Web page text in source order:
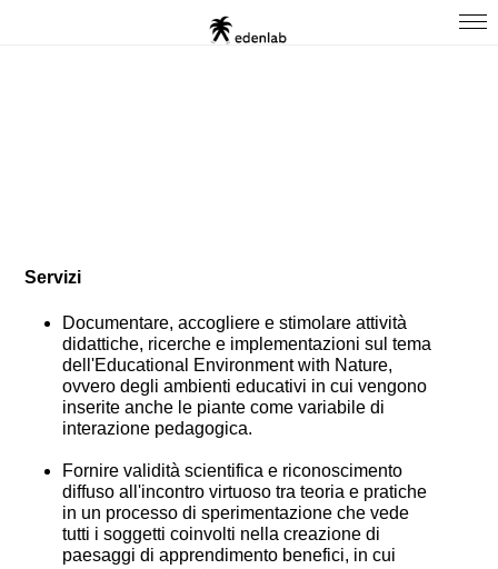
Servizi
Documentare, accogliere e stimolare attività
didattiche, ricerche e implementazioni sul tema
dell'Educational Environment with Nature,
ovvero degli ambienti educativi in cui vengono
inserite anche le piante come variabile di
interazione pedagogica.
Fornire validità scientifica e riconoscimento
diffuso all'incontro virtuoso tra teoria e pratiche
in un processo di sperimentazione che vede
tutti i soggetti coinvolti nella creazione di
paesaggi di apprendimento benefici, in cui